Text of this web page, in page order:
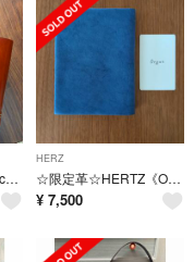
アナロジコ analogico ランチトート バッグ 本革 レザー
HERZ
☆限定革☆HERTZ《Organ》ブックカバー
¥ 7,500